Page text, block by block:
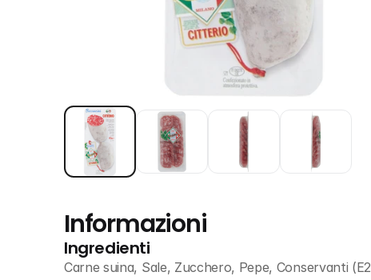
Informazioni
Ingredienti
Carne suina, Sale, Zucchero, Pepe, Conservanti